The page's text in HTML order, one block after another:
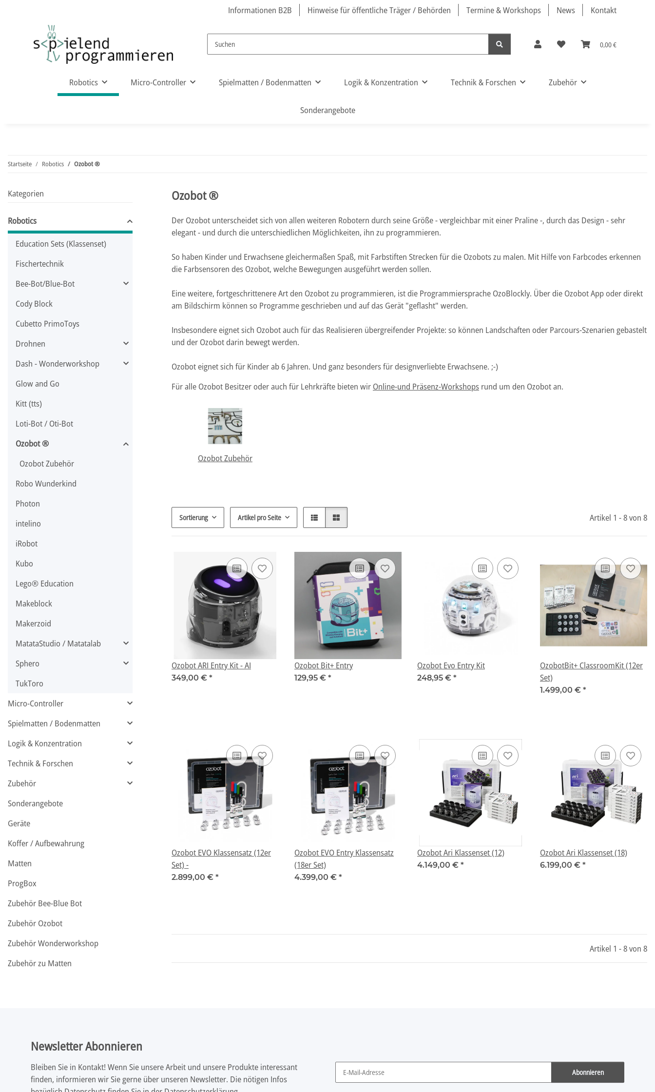
Informationen B2B Hinweise für öffentliche Träger / Behörden Termine & Workshops News Kontakt
0,00 €
Robotics Micro-Controller Spielmatten / Bodenmatten Logik & Konzentration Technik & Forschen Zubehör
Sonderangebote
Startseite Robotics Ozobot ®
Ozobot ®
Der Ozobot unterscheidet sich von allen weiteren Robotern durch seine Größe - vergleichbar mit einer Praline -, durch das Design - sehr
elegant - und durch die unterschiedlichen Möglichkeiten, ihn zu programmieren.
So haben Kinder und Erwachsene gleichermaßen Spaß, mit Farbstiften Strecken für die Ozobots zu malen. Mit Hilfe von Farbcodes erkennen
die Farbsensoren des Ozobot, welche Bewegungen ausgeführt werden sollen.
Eine weitere, fortgeschrittenere Art den Ozobot zu programmieren, ist die Programmiersprache OzoBlockly. Über die Ozobot App oder direkt
am Bildschirm können so Programme geschrieben und auf das Gerät "geflasht" werden.
Insbesondere eignet sich Ozobot auch für das Realisieren übergreifender Projekte: so können Landschaften oder Parcours-Szenarien gebastelt
und der Ozobot darin bewegt werden.
Ozobot eignet sich für Kinder ab 6 Jahren. Und ganz besonders für designverliebte Erwachsene. ;-)
Für alle Ozobot Besitzer oder auch für Lehrkräfte bieten wir Online-und Präsenz-Workshops rund um den Ozobot an.
Ozobot Zubehör
Sortierung Artikel pro Seite Artikel 1 - 8 von 8
Ozobot ARI Entry Kit - AI
349,00 € *
Ozobot Bit+ Entry
129,95 € *
Ozobot Evo Entry Kit
248,95 € *
OzobotBit+ ClassroomKit (12er
Set)
1.499,00 € *
Ozobot EVO Klassensatz (12er
Set) -
2.899,00 € *
Ozobot EVO Entry Klassensatz
(18er Set)
4.399,00 € *
Ozobot Ari Klassenset (12)
4.149,00 € *
Ozobot Ari Klassenset (18)
6.199,00 € *
Artikel 1 - 8 von 8
Kategorien
Robotics
Education Sets (Klassenset)
Fischertechnik
Bee-Bot/Blue-Bot
Cody Block
Cubetto PrimoToys
Drohnen
Dash - Wonderworkshop
Glow and Go
Kitt (tts)
Loti-Bot / Oti-Bot
Ozobot ®
Ozobot Zubehör
Robo Wunderkind
Photon
intelino
iRobot
Kubo
Lego® Education
Makeblock
Makerzoid
MatataStudio / Matatalab
Sphero
TukToro
Micro-Controller
Spielmatten / Bodenmatten
Logik & Konzentration
Technik & Forschen
Zubehör
Sonderangebote
Geräte
Koffer / Aufbewahrung
Matten
ProgBox
Zubehör Bee-Blue Bot
Zubehör Ozobot
Zubehör Wonderworkshop
Zubehör zu Matten
Newsletter Abonnieren
Bleiben Sie in Kontakt! Wenn Sie unsere Arbeit und unsere Produkte interessant
finden, informieren wir Sie gerne über unseren Newsletter. Die nötigen Infos
Abonnieren